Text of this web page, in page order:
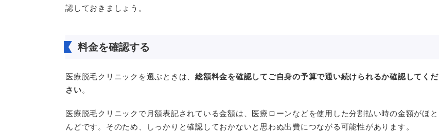
認しておきましょう。
料金を確認する
医療脱毛クリニックを選ぶときは、 総額料金を確認してご自身の予算で通い続けられるか確認してくだ
さい。
医療脱毛クリニックで月額表記されている金額は、医療ローンなどを使用した分割払い時の金額がほと
んどです。そのため、しっかりと確認しておかないと思わぬ出費につながる可能性があります。